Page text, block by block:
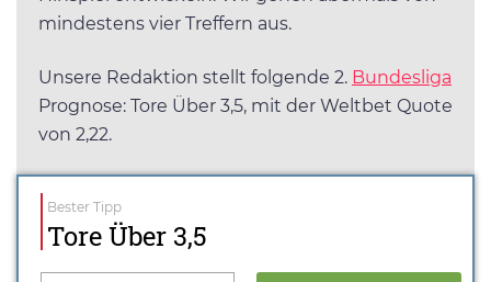
mindestens vier Treffern aus.
Unsere Redaktion stellt folgende 2. Bundesliga
Prognose: Tore Über 3,5, mit der Weltbet Quote
von 2,22.
Bester Tipp
Tore Über 3,5